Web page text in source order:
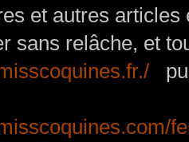
et autres
sans relâche, et